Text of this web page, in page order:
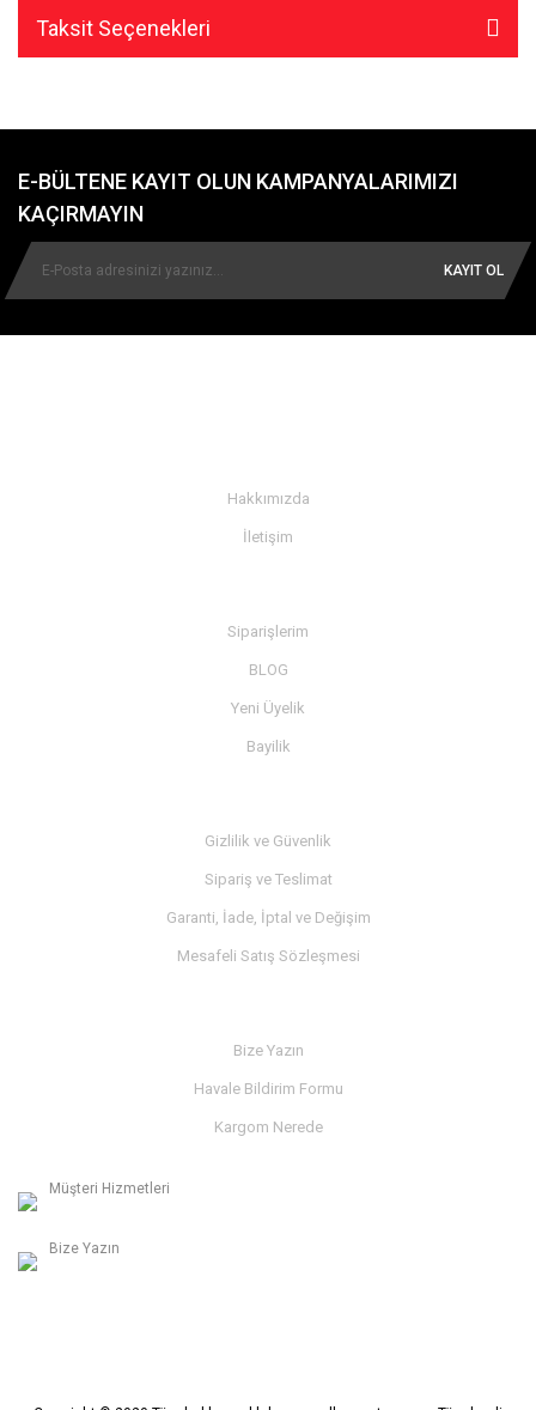
Taksit Seçenekleri
E-BÜLTENE KAYIT OLUN KAMPANYALARIMIZI
KAÇIRMAYIN
KAYIT OL
Hakkımızda
İletişim
Siparişlerim
BLOG
Yeni Üyelik
Bayilik
Gizlilik ve Güvenlik
Sipariş ve Teslimat
Garanti, İade, İptal ve Değişim
Mesafeli Satış Sözleşmesi
Bize Yazın
Havale Bildirim Formu
Kargom Nerede
Müşteri Hizmetleri
Bize Yazın